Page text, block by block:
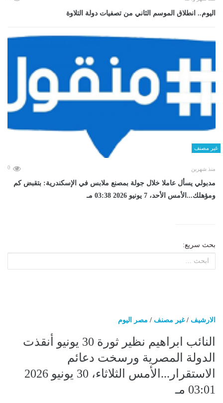
اليوم.. انطلاق الموسم الثاني من تصفيات دولة التلاوة
غير مصنف
منذ شهرين 0
مدبولي يسأل عاملا خلال جولة بمصنع ملابس في الإسكندرية: بتقبض كم
ومؤهلك...الأمس الأحد، 7 يونيو 2026 03:38 مـ
بحث سريع:
الارشيف /غير مصنف / مصر اليوم
النائب ابراهيم نظير ثورة 30 يونيو أنقذت
الدولة المصرية ورسخت دعائم
الاستقرار...الأمس الثلاثاء، 30 يونيو 2026
03:01 مـ